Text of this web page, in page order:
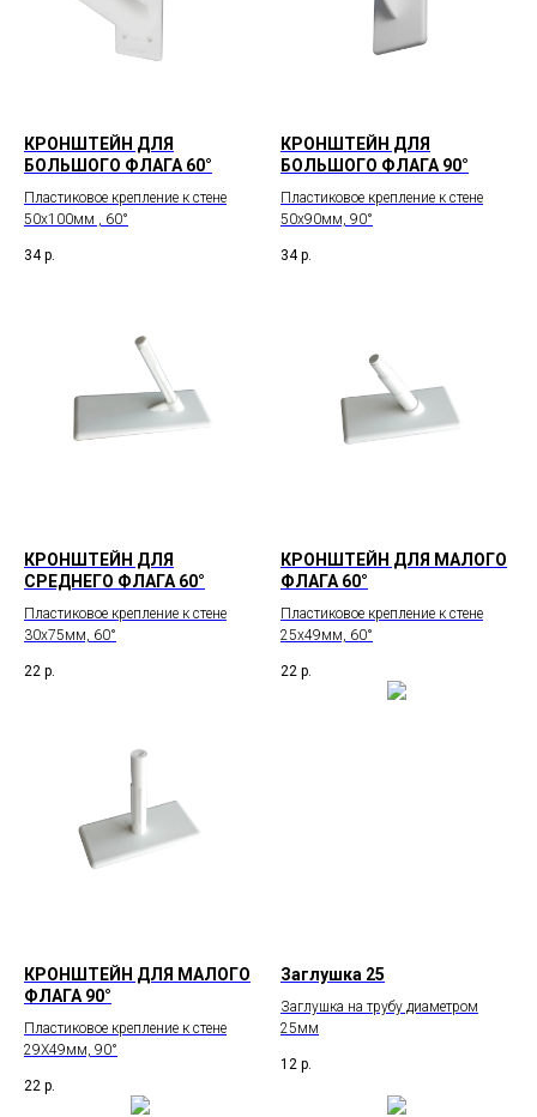
КРОНШТЕЙН ДЛЯ
БОЛЬШОГО ФЛАГА 60°
Пластиковое крепление к стене
50х100мм , 60°
34 р.
КРОНШТЕЙН ДЛЯ
БОЛЬШОГО ФЛАГА 90°
Пластиковое крепление к стене
50х90мм, 90°
34 р.
КРОНШТЕЙН ДЛЯ
СРЕДНЕГО ФЛАГА 60°
Пластиковое крепление к стене
30х75мм, 60°
22 р.
КРОНШТЕЙН ДЛЯ МАЛОГО
ФЛАГА 60°
Пластиковое крепление к стене
25х49мм, 60°
22 р.
КРОНШТЕЙН ДЛЯ МАЛОГО
ФЛАГА 90°
Пластиковое крепление к стене
29Х49мм, 90°
22 р.
Заглушка 25
Заглушка на трубу диаметром
25мм
12 р.